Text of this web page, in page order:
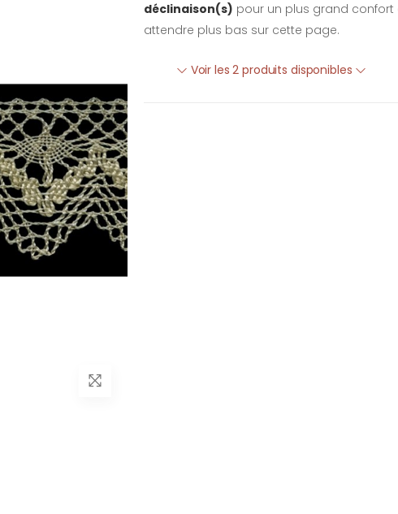
déclinaison(s) pour un plus grand confort
attendre plus bas sur cette page.
Voir les 2 produits disponibles